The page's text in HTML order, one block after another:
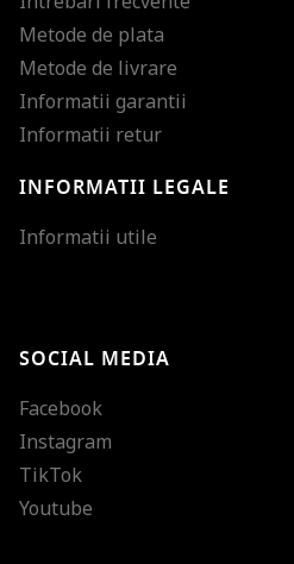
Metode de plata
Metode de livrare
Informatii garantii
Informatii retur
INFORMATII LEGALE
Informatii utile
SOCIAL MEDIA
Facebook
Instagram
TikTok
Youtube